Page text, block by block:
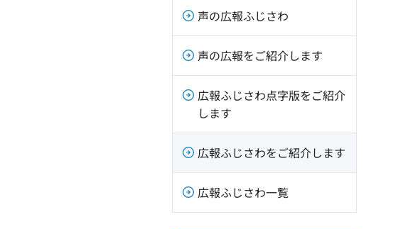
声の広報ふじさわ
声の広報をご紹介します
広報ふじさわ点字版をご紹介
します
広報ふじさわをご紹介します
広報ふじさわ一覧